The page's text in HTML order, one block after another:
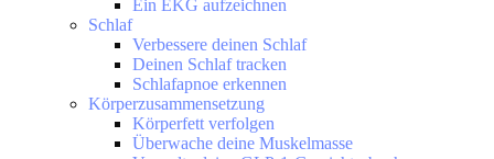
Ein EKG aufzeichnen
Schlaf
Verbessere deinen Schlaf
Deinen Schlaf tracken
Schlafapnoe erkennen
Körperzusammensetzung
Körperfett verfolgen
Überwache deine Muskelmasse